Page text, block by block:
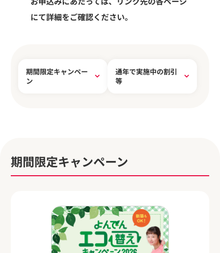
にて詳細をご確認ください。
期間限定キャンペー
ン
通年で実施中の割引
等
期間限定キャンペーン